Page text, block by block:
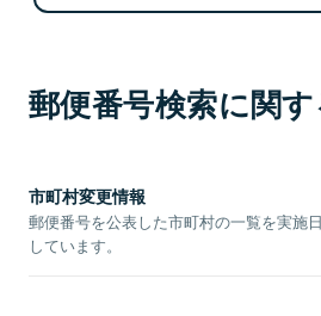
郵便番号検索に関
市町村変更情報
郵便番号を公表した市町村の一覧を実施
しています。